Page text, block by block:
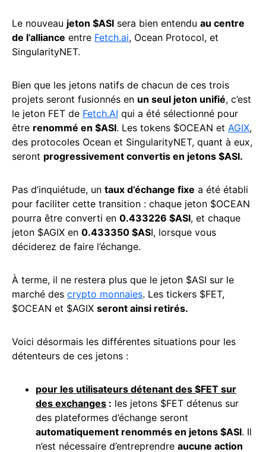
Le nouveau jeton $ASI sera bien entendu au centre
de l’alliance entre Fetch.ai, Ocean Protocol, et
SingularityNET.
Bien que les jetons natifs de chacun de ces trois
projets seront fusionnés en un seul jeton unifié, c’est
le jeton FET de Fetch.AI qui a été sélectionné pour
être renommé en $ASI. Les tokens $OCEAN et AGIX,
des protocoles Ocean et SingularityNET, quant à eux,
seront progressivement convertis en jetons $ASI.
Pas d’inquiétude, un taux d’échange fixe a été établi
pour faciliter cette transition : chaque jeton $OCEAN
pourra être converti en 0.433226 $ASI, et chaque
jeton $AGIX en 0.433350 $ASI, lorsque vous
déciderez de faire l’échange.
À terme, il ne restera plus que le jeton $ASI sur le
marché des crypto monnaies. Les tickers $FET,
$OCEAN et $AGIX seront ainsi retirés.
Voici désormais les différentes situations pour les
détenteurs de ces jetons :
pour les utilisateurs détenant des $FET sur
des exchanges : les jetons $FET détenus sur
des plateformes d’échange seront
automatiquement renommés en jetons $ASI. Il
n’est nécessaire d’entreprendre aucune action